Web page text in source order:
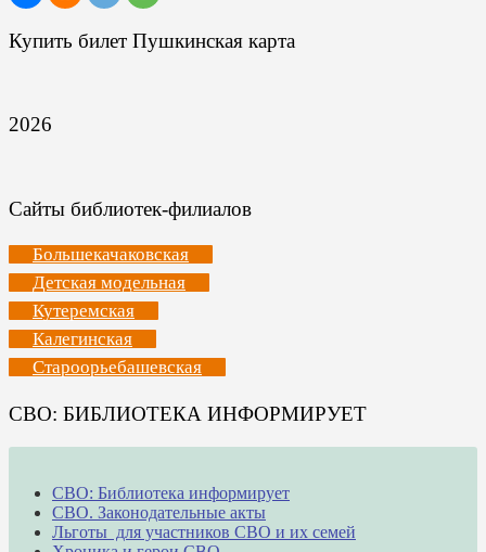
Купить билет Пушкинская карта
2026
Сайты библиотек-филиалов
Большекачаковская
Детская модельная
Кутеремская
Калегинская
Староорьебашевская
СВО: БИБЛИОТЕКА ИНФОРМИРУЕТ
СВО: Библиотека информирует
СВО. Законодательные акты
Льготы для участников СВО и их семей